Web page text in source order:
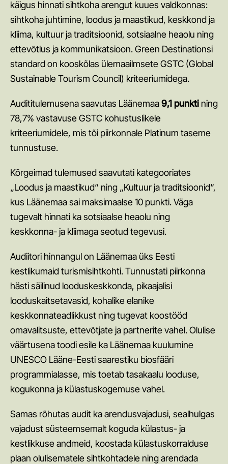
Soovitused ettevõtlikule kohalikule: mida turistile
pakkuda?
Kuidas olla ligipääsetav?
Trendid, millega arvestada
Kuidas pakkuda ärituristile sobivat teenust?
Abiks turundamisel
Eestit tutvustav fotopank
Brand Estonia toolbox
Visitestonia.com ja puhkaeestis.ee võimalused
Visit Tallinna meediapank
Google Business Profile - milleks ja kuidas?
Rannarootsi voldik
Visit Haapsalu trükised
Eestit tutvustavad võõrkeelsed trükised
Lääne-Harju valla turismikataloog: Vald täis elamusi
Kasulikud viited ja juhised
Turismiinfo haldamine Puhkaeestis.ee veebilehel
Turismiinfovõrgustik
Turismiseadus
Majutusteenuse osutamise nõuded
Kvaliteedimärgised Eesti turismis
Green Key
käigus hinnati sihtkoha arengut kuues valdkonnas:
sihtkoha juhtimine, loodus ja maastikud, keskkond ja
kliima, kultuur ja traditsioonid, sotsiaalne heaolu ning
ettevõtlus ja kommunikatsioon. Green Destinationsi
standard on kooskõlas ülemaailmsete GSTC (Global
Sustainable Tourism Council) kriteeriumidega.
Audititulemusena saavutas Läänemaa9,1 punkti ning
78,7% vastavuse GSTC kohustuslikele
kriteeriumidele, mis tõi piirkonnale Platinum taseme
tunnustuse.
Kõrgeimad tulemused saavutati kategooriates
„Loodus ja maastikud“ ning „Kultuur ja traditsioonid“,
kus Läänemaa sai maksimaalse 10 punkti. Väga
tugevalt hinnati ka sotsiaalse heaolu ning
keskkonna- ja kliimaga seotud tegevusi.
Audiitori hinnangul on Läänemaa üks Eesti
kestlikumaid turismisihtkohti. Tunnustati piirkonna
hästi säilinud looduskeskkonda, pikaajalisi
looduskaitsetavasid, kohalike elanike
keskkonnateadlikkust ning tugevat koostööd
omavalitsuste, ettevõtjate ja partnerite vahel. Olulise
väärtusena toodi esile ka Läänemaa kuulumine
UNESCO Lääne-Eesti saarestiku biosfääri
programmialasse, mis toetab tasakaalu looduse,
kogukonna ja külastuskogemuse vahel.
Samas rõhutas audit ka arendusvajadusi, sealhulgas
vajadust süsteemsemalt koguda külastus- ja
kestlikkuse andmeid, koostada külastuskorralduse
plaan olulisematele sihtkohtadele ning arendada